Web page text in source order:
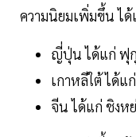
ความนิยมเพิ่มขึ้น ได้
ญี่ปุ่น ได้แก่ ฟุกุ
เกาหลีใต้ ได้แ
จีน ได้แก่ ชิงห